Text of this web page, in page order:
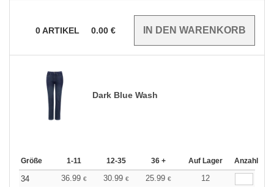
0ARTIKEL 0.00 €
Dark Blue Wash
Größe 1-11 12-35 36 + Auf Lager Anzahl
34 36.99 € 30.99 € 25.99 €
12